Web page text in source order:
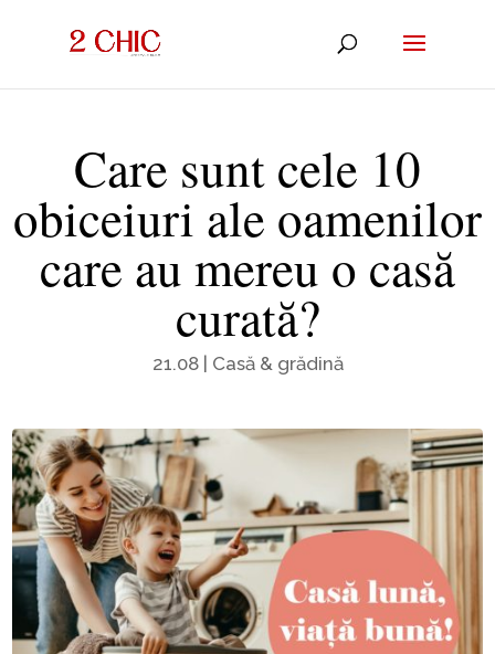
Care sunt cele 10
obiceiuri ale oamenilor
care au mereu o casă
curată?
21.08| Casă & grădină